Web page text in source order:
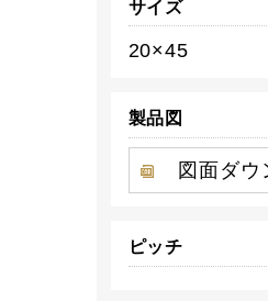
サイズ
20×45
製品図
図面ダウ
ピッチ